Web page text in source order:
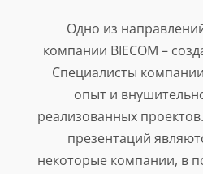
Одно из
компании BIECOM –
Специалисты
опыт и
реализованных
презентаций
некоторые компании, в